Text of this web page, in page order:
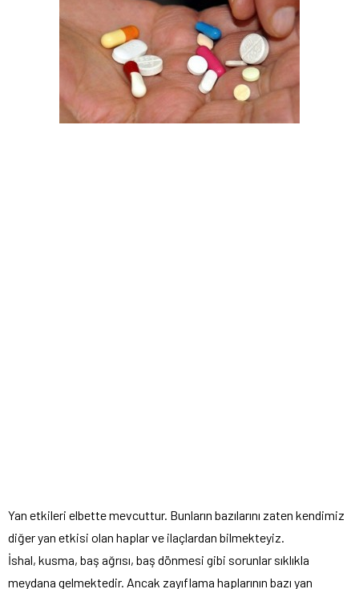
Yan etkileri elbette mevcuttur. Bunların bazılarını zaten kendimiz
diğer yan etkisi olan haplar ve ilaçlardan bilmekteyiz.
İshal, kusma, baş ağrısı, baş dönmesi gibi sorunlar sıklıkla
meydana gelmektedir. Ancak zayıflama haplarının bazı yan